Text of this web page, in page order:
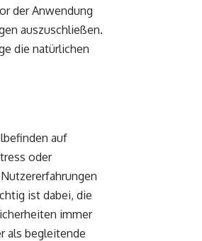
der Anwendung
auszuschließen.
die natürlichen
auf
oder
ist dabei, die
immer
als begleitende